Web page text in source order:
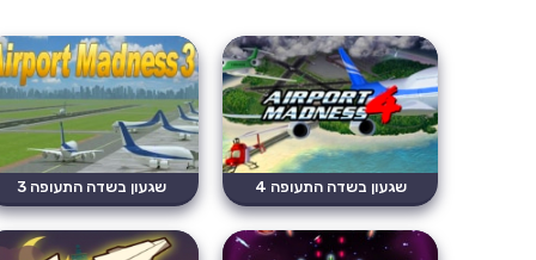
שגעון בשדה התעופה 4 שגעון בשדה התעופה 3